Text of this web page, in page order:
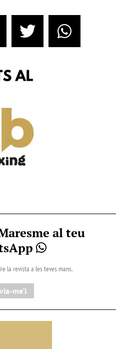
al teu
la revista a les teves mans.
me'l